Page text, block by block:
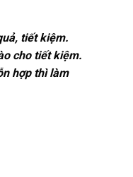
tiết kiệm.
cho tiết kiệm.
hợp thì làm